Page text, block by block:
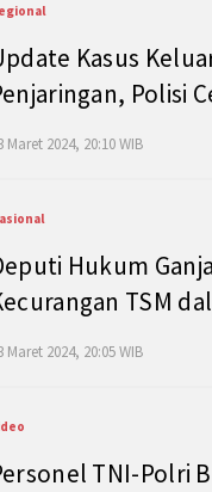
Kasus
Polisi
Maret 2024, 20:10 WIB
Hukum
TSM
Maret 2024, 20:05 WIB
TNI-Polri